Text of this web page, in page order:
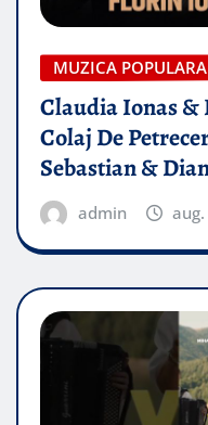
MUZICA POPULARA
Claudia Ionas &
Colaj De
Sebastian &
admin